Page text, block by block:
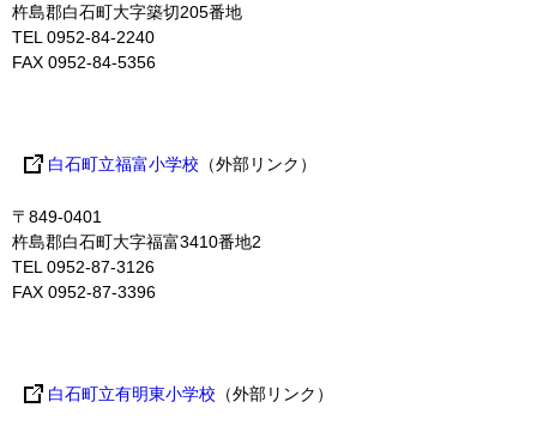
杵島郡白石町大字築切205番地
TEL 0952-84-2240
FAX 0952-84-5356
白石町立福富小学校 （外部リンク）
〒849-0401
杵島郡白石町大字福富3410番地2
TEL 0952-87-3126
FAX 0952-87-3396
白石町立有明東小学校 （外部リンク）